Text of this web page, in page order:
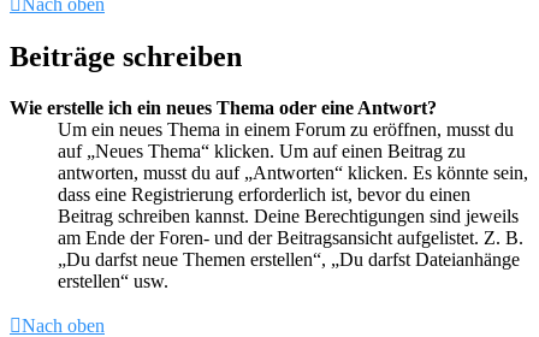
Beiträge schreiben
Wie erstelle ich ein neues Thema oder eine Antwort?
Um ein neues Thema in einem Forum zu eröffnen, musst du
auf „Neues Thema“ klicken. Um auf einen Beitrag zu
antworten, musst du auf „Antworten“ klicken. Es könnte sein,
dass eine Registrierung erforderlich ist, bevor du einen
Beitrag schreiben kannst. Deine Berechtigungen sind jeweils
am Ende der Foren- und der Beitragsansicht aufgelistet. Z. B.
„Du darfst neue Themen erstellen“, „Du darfst Dateianhänge
erstellen“ usw.
Nach oben